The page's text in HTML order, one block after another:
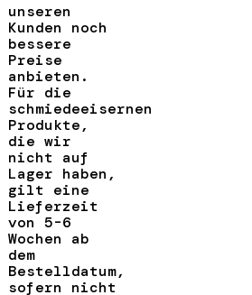
unseren
Kunden noch
bessere
Preise
anbieten.
Für die
schmiedeeisernen
Produkte,
die wir
nicht auf
Lager haben,
gilt eine
Lieferzeit
von 5-6
Wochen ab
dem
Bestelldatum,
sofern nicht